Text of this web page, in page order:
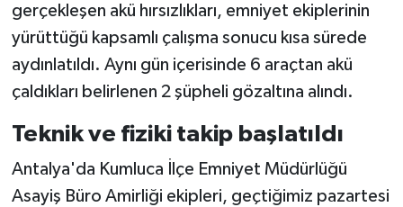
gerçekleşen akü hırsızlıkları, emniyet ekiplerinin
yürüttüğü kapsamlı çalışma sonucu kısa sürede
aydınlatıldı. Aynı gün içerisinde 6 araçtan akü
çaldıkları belirlenen 2 şüpheli gözaltına alındı.
Teknik ve fiziki takip başlatıldı
Antalya'da Kumluca İlçe Emniyet Müdürlüğü
Asayiş Büro Amirliği ekipleri, geçtiğimiz pazartesi